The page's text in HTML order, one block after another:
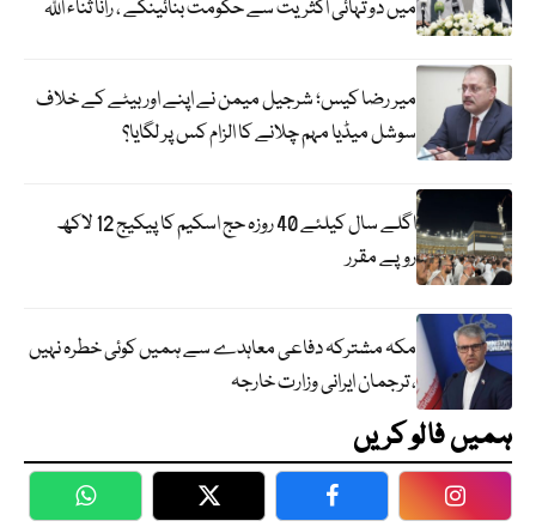
میں دو تہائی اکثریت سے حکومت بنائینگے ، رانا ثناء اللہ
میر رضا کیس؛ شرجیل میمن نے اپنے اور بیٹے کے خلاف
سوشل میڈیا مہم چلانے کا الزام کس پر لگایا؟
اگلے سال کیلئے 40 روزہ حج اسکیم کا پیکیج 12 لاکھ
روپے مقرر
مکہ مشترکہ دفاعی معاہدے سے ہمیں کوئی خطرہ نہیں
، ترجمان ایرانی وزارت خارجہ
ہمیں فالو کریں
WhatsApp Twitter Facebook